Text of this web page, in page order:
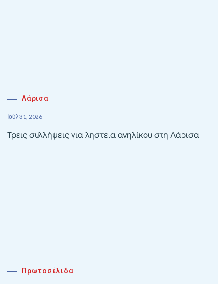
Λάρισα
Ιούλ 31, 2026
Τρεις συλλήψεις για ληστεία ανηλίκου στη Λάρισα
Πρωτοσέλιδα